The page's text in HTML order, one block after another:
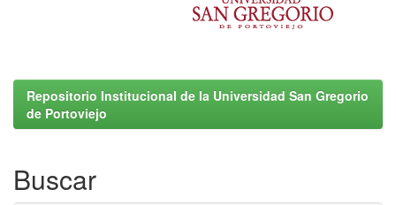
Repositorio Institucional de la Universidad San Gregorio
de Portoviejo
Buscar